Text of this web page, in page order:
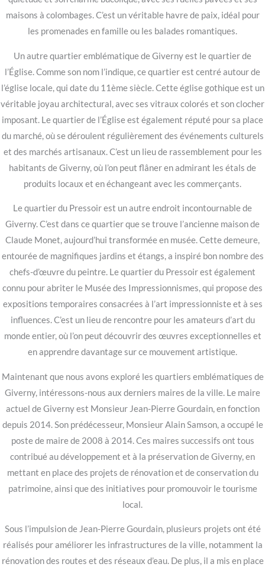
maisons à colombages. C’est un véritable havre de paix, idéal pour
les promenades en famille ou les balades romantiques.
Un autre quartier emblématique de Giverny est le quartier de
l’Église. Comme son nom l’indique, ce quartier est centré autour de
l’église locale, qui date du 11ème siècle. Cette église gothique est un
véritable joyau architectural, avec ses vitraux colorés et son clocher
imposant. Le quartier de l’Église est également réputé pour sa place
du marché, où se déroulent régulièrement des événements culturels
et des marchés artisanaux. C’est un lieu de rassemblement pour les
habitants de Giverny, où l’on peut flâner en admirant les étals de
produits locaux et en échangeant avec les commerçants.
Le quartier du Pressoir est un autre endroit incontournable de
Giverny. C’est dans ce quartier que se trouve l’ancienne maison de
Claude Monet, aujourd’hui transformée en musée. Cette demeure,
entourée de magnifiques jardins et étangs, a inspiré bon nombre des
chefs-d’œuvre du peintre. Le quartier du Pressoir est également
connu pour abriter le Musée des Impressionnismes, qui propose des
expositions temporaires consacrées à l’art impressionniste et à ses
influences. C’est un lieu de rencontre pour les amateurs d’art du
monde entier, où l’on peut découvrir des œuvres exceptionnelles et
en apprendre davantage sur ce mouvement artistique.
Maintenant que nous avons exploré les quartiers emblématiques de
Giverny, intéressons-nous aux derniers maires de la ville. Le maire
actuel de Giverny est Monsieur Jean-Pierre Gourdain, en fonction
depuis 2014. Son prédécesseur, Monsieur Alain Samson, a occupé le
poste de maire de 2008 à 2014. Ces maires successifs ont tous
contribué au développement et à la préservation de Giverny, en
mettant en place des projets de rénovation et de conservation du
patrimoine, ainsi que des initiatives pour promouvoir le tourisme
local.
Sous l’impulsion de Jean-Pierre Gourdain, plusieurs projets ont été
réalisés pour améliorer les infrastructures de la ville, notamment la
rénovation des routes et des réseaux d’eau. De plus, il a mis en place